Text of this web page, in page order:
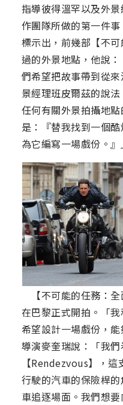
指導彼得溫罕以及外
作團隊所做的第一件
標示出，前幾部【不
過的外景地點，他說
們希望把故事帶到從
景經理班皮爾茲的說
任何有關外景拍攝地
是：『替我找到一個
為它編寫一場戲份。』
【不可能的任務：全
在巴黎正式開拍。「
希望設計一場戲份，能
導演麥奎瑞說：「我們
【Rendezvous】，
行駛的汽車的保險桿
車追逐場面。我們想